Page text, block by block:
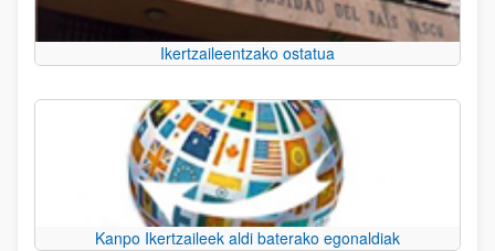
Ikertzaileentzako ostatua
Kanpo Ikertzaileek aldi baterako egonaldiak